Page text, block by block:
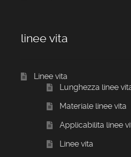
linee vita
Linee vita
Lunghezza linee
Materiale linee vita
Applicabilita linee
Linee vita